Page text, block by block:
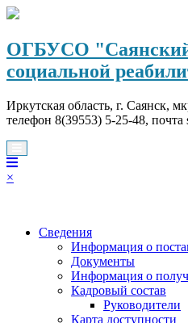
Перейти
содержимому
ОГБУСО
социальной
Иркутская область, г. Саянск,
телефон 8(39553) 5-25-48, почта
×
Сведения
Информация о
Документы
Информация о
Кадровый состав
Руководители
Карта доступности